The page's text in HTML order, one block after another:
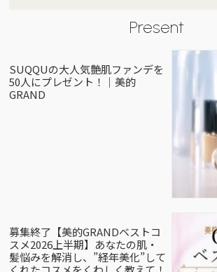
Present
SUQQUの大人気艶肌ファンデを
50人にプレゼント！｜美的
GRAND
募集終了【美的GRANDベストコ
スメ2026上半期】あなたの肌・
髪悩みを解消し、”経年美化”して